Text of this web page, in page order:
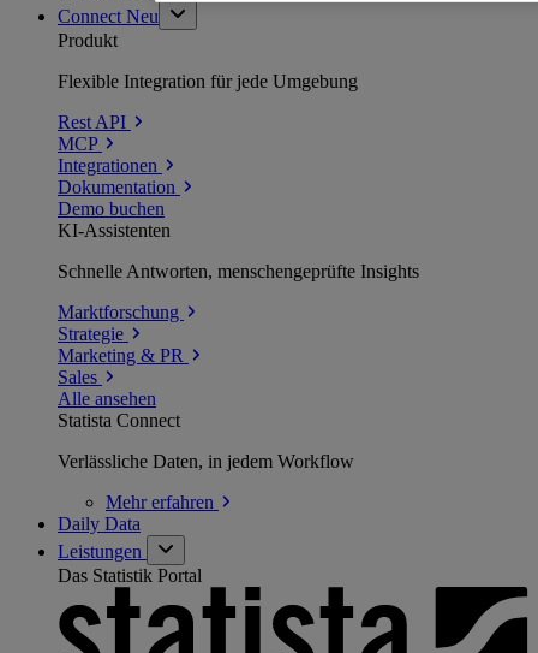
Connect Neu
Produkt
Flexible Integration für jede Umgebung
Rest API
MCP
Integrationen
Dokumentation
Demo buchen
KI-Assistenten
Schnelle Antworten, menschengeprüfte Insights
Marktforschung
Strategie
Marketing & PR
Sales
Alle ansehen
Statista Connect
Verlässliche Daten, in jedem Workflow
Mehrerfahren
Daily Data
Leistungen
Das Statistik Portal